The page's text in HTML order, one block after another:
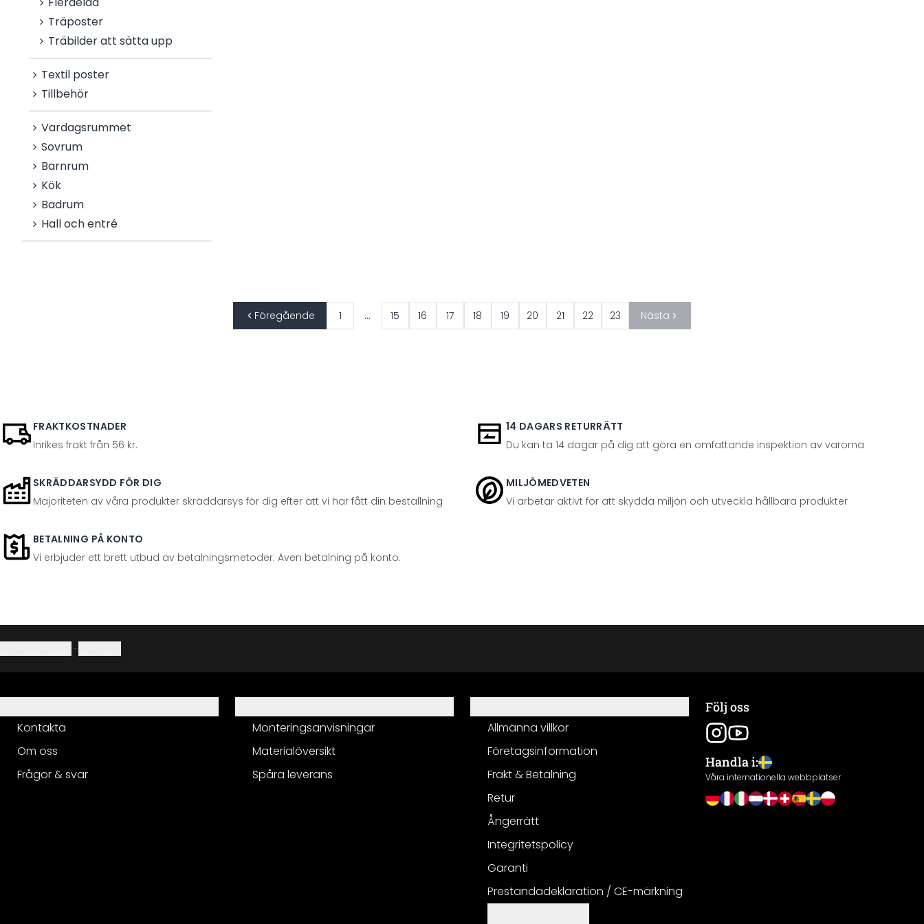
Träposter
Träbilder att sätta upp
Textil poster
Tillbehör
Vardagsrummet
Sovrum
Barnrum
Kök
Badrum
Hall och entré
Föregående 1 ... 15 16 17 18 19 20 21 22 23 Nästa
FRAKTKOSTNADER
Inrikes frakt från 56 kr.
14 DAGARS RETURRÄTT
Du kan ta 14 dagar på dig att göra en omfattande inspektion av varorna
SKRÄDDARSYDD FÖR DIG
Majoriteten av våra produkter skräddarsys för dig efter att vi har fått din beställning
MILJÖMEDVETEN
Vi arbetar aktivt för att skydda miljön och utveckla hållbara produkter
BETALNING PÅ KONTO
Vi erbjuder ett brett utbud av betalningsmetoder. Även betalning på konto.
·
Kontakta
Om oss
Frågor & svar
Monteringsanvisningar
Materialöversikt
Spåra leverans
Allmänna villkor
Företagsinformation
Frakt & Betalning
Retur
Ångerrätt
Integritetspolicy
Garanti
Prestandadeklaration / CE-märkning
Följ oss
Handla i:
Våra internationella webbplatser